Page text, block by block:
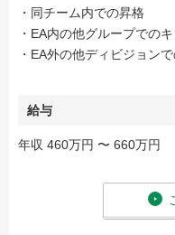
・同チーム内での昇格
・EA内の他グループでの
・EA外の他ディビジョン
給与
年収 460万円 〜 660万円